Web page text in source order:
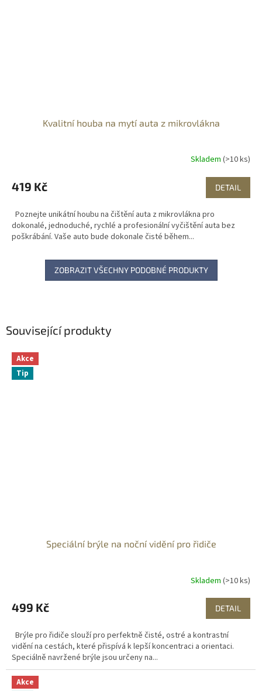
Související produkty
Akce
Tip
Speciální brýle na noční vidění pro řidiče
Skladem (>10 ks)
499 Kč DETAIL
Brýle pro řidiče slouží pro perfektně čisté, ostré a kontrastní
vidění na cestách, které přispívá k lepší koncentraci a orientaci.
Speciálně navržené brýle jsou určeny na...
Akce
Kvalitní houba na mytí auta z mikrovlákna
Skladem (>10 ks)
419 Kč DETAIL
Poznejte unikátní houbu na čištění auta z mikrovlákna pro
dokonalé, jednoduché, rychlé a profesionální vyčištění auta bez
poškrábání. Vaše auto bude dokonale čisté během...
ZOBRAZIT VŠECHNY PODOBNÉ PRODUKTY